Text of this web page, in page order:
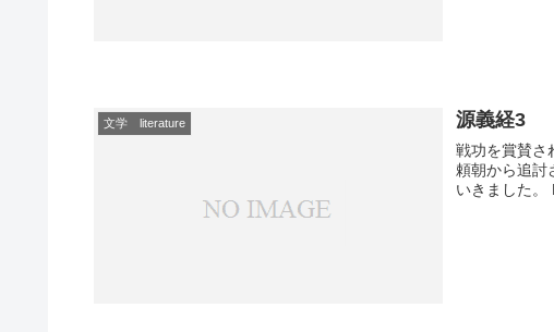
文学 literature 源義経3
戦功を賞賛さ
頼朝から追討
いきました。